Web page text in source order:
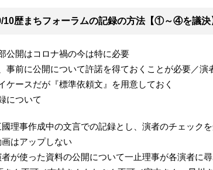
10歴まちフォーラムの記録の方法【①～④を議決
公開はコロナ禍の今は特に必要
事前に公開について許諾を得ておくことが必要／演
ケースだが『標準依頼文』を用意しておく
について
國理事作成中の文言での記録とし、演者のチェック
画はアップしない
が使った資料の公開について一止理事が各演者に